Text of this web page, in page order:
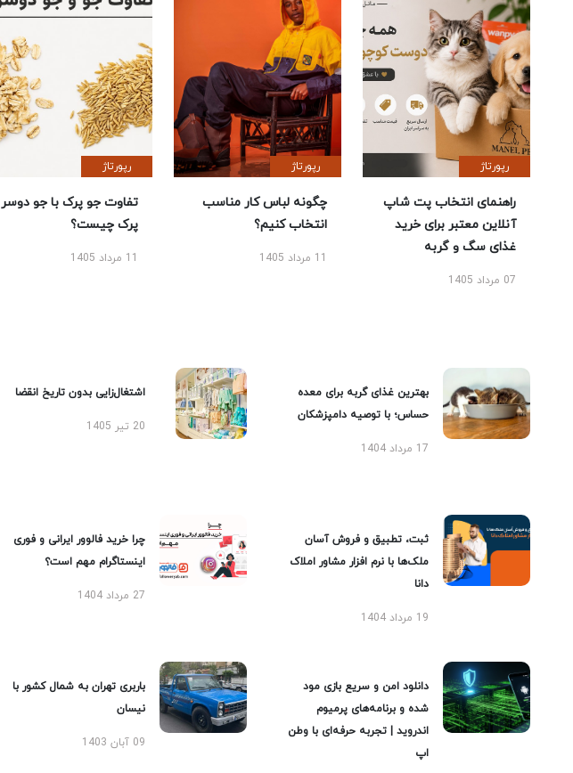
رپورتاژ
راهنمای انتخاب پت شاپ
آنلاین معتبر برای خرید
غذای سگ و گربه
07 مرداد 1405
رپورتاژ
چگونه لباس کار مناسب
انتخاب کنیم؟
11 مرداد 1405
رپورتاژ
تفاوت جو پرک با جو دوسر
پرک چیست؟
11 مرداد 1405
بهترین غذای گربه برای معده
حساس؛ با توصیه دامپزشکان
17 مرداد 1404
اشتغال‌زایی بدون تاریخ انقضا
20 تیر 1405
ثبت، تطبیق و فروش آسان
ملک‌ها با نرم افزار مشاور املاک
دانا
19 مرداد 1404
چرا خرید فالوور ایرانی و فوری
اینستاگرام مهم است؟
27 مرداد 1404
دانلود امن و سریع بازی مود
شده و برنامه‌های پرمیوم
اندروید | تجربه حرفه‌ای با وطن
اپ
باربری تهران به شمال کشور با
نیسان
09 آبان 1403